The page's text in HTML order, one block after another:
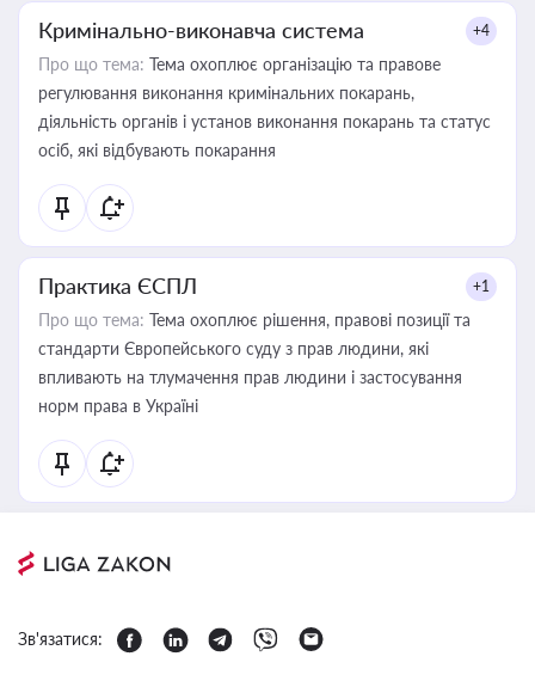
Кримінально-виконавча система +4
Про що тема: Тема охоплює організацію та правове
регулювання виконання кримінальних покарань,
діяльність органів і установ виконання покарань та статус
осіб, які відбувають покарання
Практика ЄСПЛ +1
Про що тема: Тема охоплює рішення, правові позиції та
стандарти Європейського суду з прав людини, які
впливають на тлумачення прав людини і застосування
норм права в Україні
Зв'язатися: